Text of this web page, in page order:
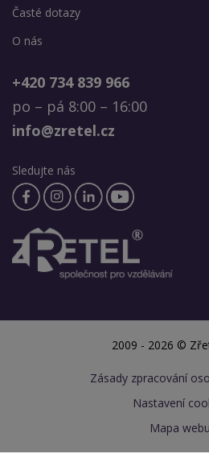
Časté dotazy
O nás
+420 734 839 966
po – pá 8:00 – 16:00
info@zretel.cz
Sledujte nás
2009 - 2026 ©
Zásady zpracování
Nastavení
Mapa webu